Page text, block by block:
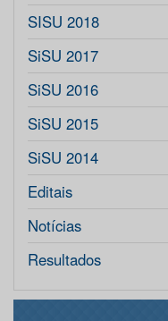
SISU 2018
SiSU 2017
SiSU 2016
SiSU 2015
SiSU 2014
Editais
Notícias
Resultados